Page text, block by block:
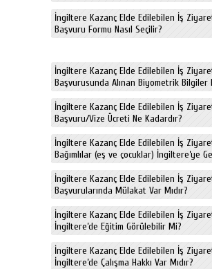
İngiltere Kazanç Elde Edilebilen İş
Başvuru Formu Nasıl Seçilir?
İngiltere Kazanç Elde Edilebilen İş
Başvurusunda Alınan Biyometrik Bilgiler
İngiltere Kazanç Elde Edilebilen İş
Başvuru/Vize Ücreti Ne Kadardır?
İngiltere Kazanç Elde Edilebilen İş
Bağımlılar (eş ve çocuklar) İngiltere’ye
İngiltere Kazanç Elde Edilebilen İş
Başvurularında Mülakat Var Mıdır?
İngiltere Kazanç Elde Edilebilen İş
İngiltere’de Eğitim Görülebilir Mi?
İngiltere Kazanç Elde Edilebilen İş
İngiltere’de Çalışma Hakkı Var Mıdır?